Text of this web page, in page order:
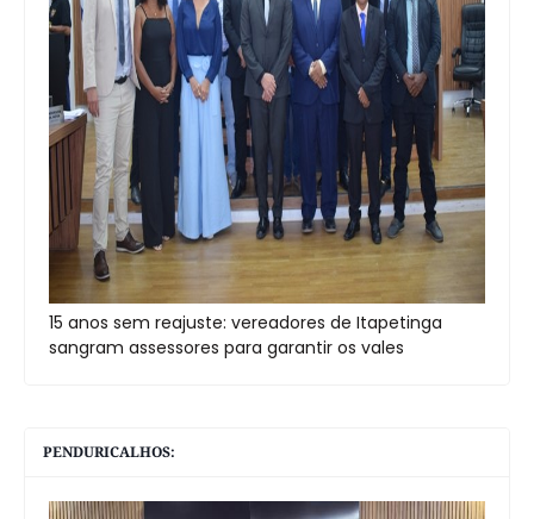
15 anos sem reajuste: vereadores de Itapetinga
sangram assessores para garantir os vales
PENDURICALHOS: